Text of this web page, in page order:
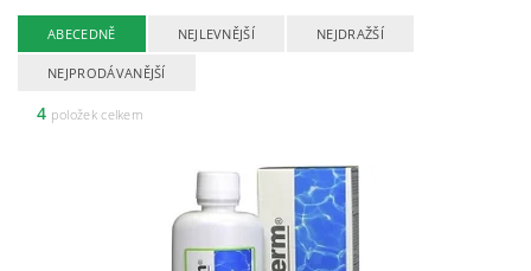
ABECEDNĚ NEJLEVNĚJŠÍ NEJDRAŽŠÍ
NEJPRODÁVANĚJŠÍ
4 položek celkem